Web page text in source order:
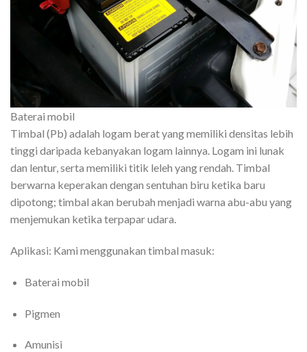
Baterai mobil
Timbal (Pb) adalah logam berat yang memiliki densitas lebih
tinggi daripada kebanyakan logam lainnya. Logam ini lunak
dan lentur, serta memiliki titik leleh yang rendah. Timbal
berwarna keperakan dengan sentuhan biru ketika baru
dipotong; timbal akan berubah menjadi warna abu-abu yang
menjemukan ketika terpapar udara.
Aplikasi: Kami menggunakan timbal masuk:
Baterai mobil
Pigmen
Amunisi